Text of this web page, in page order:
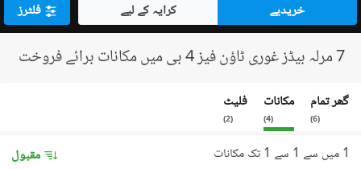
خریدیے کرایہ کے لیے فلٹرز
7 مرلہ بیڈز غوری ٹاؤن فیز 4 بی میں مکانات برائے فروخت
گھر تمام
(
6
)
مکانات
(
4
)
فلیٹ
(
2
)
1 میں سے 1 سے 1 تک مکانات مقبول